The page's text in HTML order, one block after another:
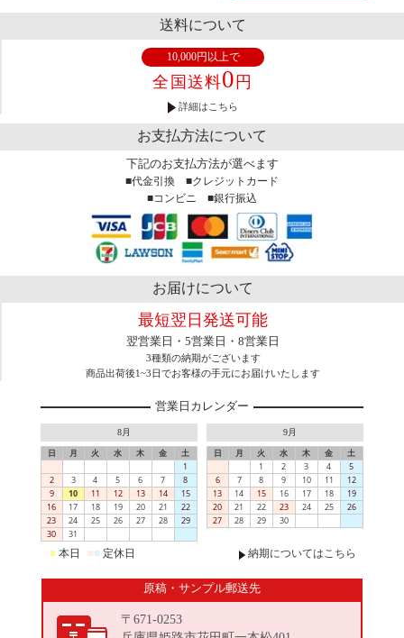
送料について
10,000円以上で
全国送料0 円
詳細はこちら
お支払方法について
下記のお支払方法が選べます
■代金引換 ■クレジットカード
■コンビニ ■銀行振込
お届けについて
最短翌日発送可能
翌営業日・5営業日・8営業日
3種類の納期がございます
商品出荷後1~3日でお客様の手元にお届けいたします
営業日カレンダー
8月
日 月 火 水 木 金
土
1
2
3 4 5 6 7
8
9
10 11 12 13 14
15
16
17 18 19 20 21
22
23
24 25 26 27 28
29
30
31
9月
日 月 火 水 木 金
土
1
2 3 4
5
6
7 8 9 10 11
12
13
14 15 16 17 18
19
20
21 22 23 24 25
26
27
28 29 30
■ 本日 ■■ 定休日 納期についてはこちら
原稿・サンプル郵送先
〒671-0253